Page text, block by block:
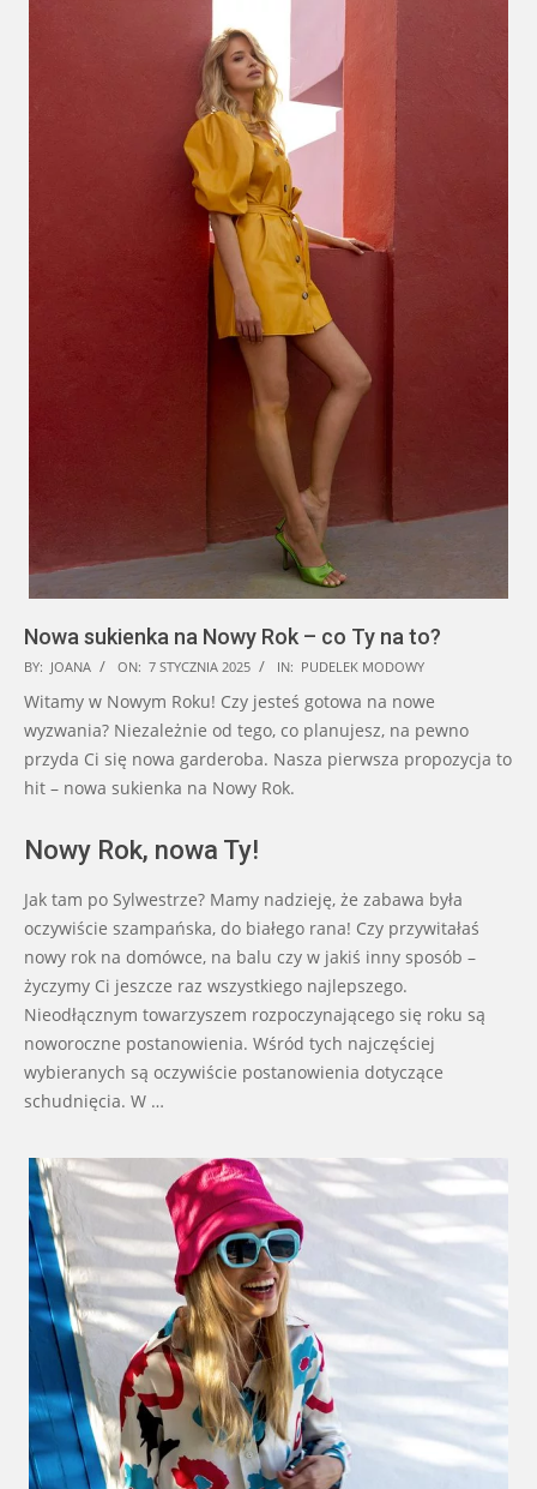
Nowa sukienka na Nowy Rok – co Ty na to?
2025-
01-
07
BY: JOANA ON: 7 STYCZNIA 2025 IN: PUDELEK MODOWY
Witamy w Nowym Roku! Czy jesteś gotowa na nowe
wyzwania? Niezależnie od tego, co planujesz, na pewno
przyda Ci się nowa garderoba. Nasza pierwsza propozycja to
hit – nowa sukienka na Nowy Rok.
Nowy Rok, nowa Ty!
Jak tam po Sylwestrze? Mamy nadzieję, że zabawa była
oczywiście szampańska, do białego rana! Czy przywitałaś
nowy rok na domówce, na balu czy w jakiś inny sposób –
życzymy Ci jeszcze raz wszystkiego najlepszego.
Nieodłącznym towarzyszem rozpoczynającego się roku są
noworoczne postanowienia. Wśród tych najczęściej
wybieranych są oczywiście postanowienia dotyczące
schudnięcia. W …